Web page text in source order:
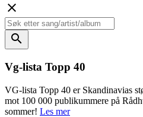
close
search
Vg-lista Topp 40
VG-lista Topp 40 er Skandinavias
mot 100 000 publikummere på
sommer! Les mer